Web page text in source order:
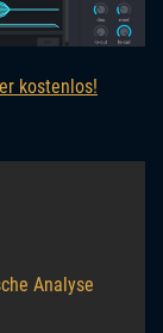
kostenlos!
Analyse